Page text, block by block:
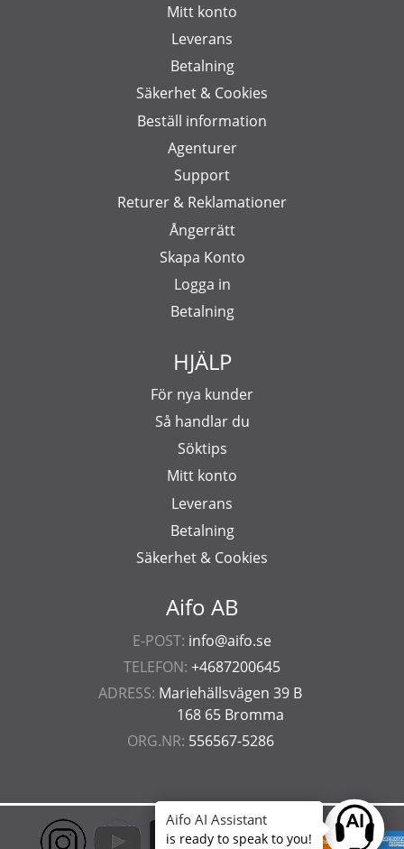
Aifo AB
E-POST: info@aifo.se
TELEFON: +4687200645
ADRESS: Mariehällsvägen 39 B
168 65 Bromma
ORG.NR: 556567-5286
Mitt konto
Leverans
Betalning
Säkerhet & Cookies
Beställ information
Agenturer
Support
Returer & Reklamationer
Ångerrätt
Skapa Konto
Logga in
Betalning
HJÄLP
För nya kunder
Så handlar du
Söktips
Mitt konto
Leverans
Betalning
Säkerhet & Cookies
Ask
Aifo AI Assistant
is ready to speak to you!